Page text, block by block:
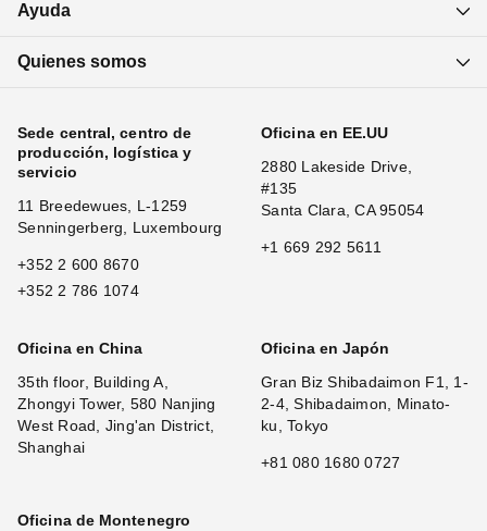
Ayuda
Quienes somos
Sede central, centro de
producción, logística y
servicio
11 Breedewues, L-1259
Senningerberg, Luxembourg
+352 2 600 8670
+352 2 786 1074
Oficina en EE.UU
2880 Lakeside Drive,
#135
Santa Clara, CA 95054
+1 669 292 5611
Oficina en China
35th floor, Building A,
Zhongyi Tower, 580 Nanjing
West Road, Jing'an District,
Shanghai
Oficina en Japón
Gran Biz Shibadaimon F1, 1-
2-4, Shibadaimon, Minato-
ku, Tokyo
+81 080 1680 0727
Oficina de Montenegro